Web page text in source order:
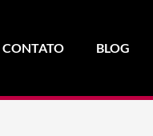
CONTATO BLOG